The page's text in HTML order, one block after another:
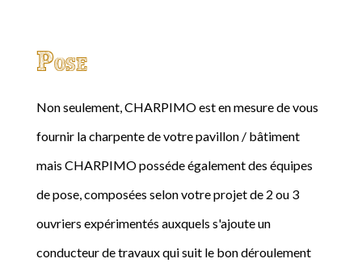
Pose
Non seulement, CHARPIMO est en mesure de vous
fournir la charpente de votre pavillon / bâtiment
mais CHARPIMO posséde également des équipes
de pose, composées selon votre projet de 2 ou 3
ouvriers expérimentés auxquels s'ajoute un
conducteur de travaux qui suit le bon déroulement